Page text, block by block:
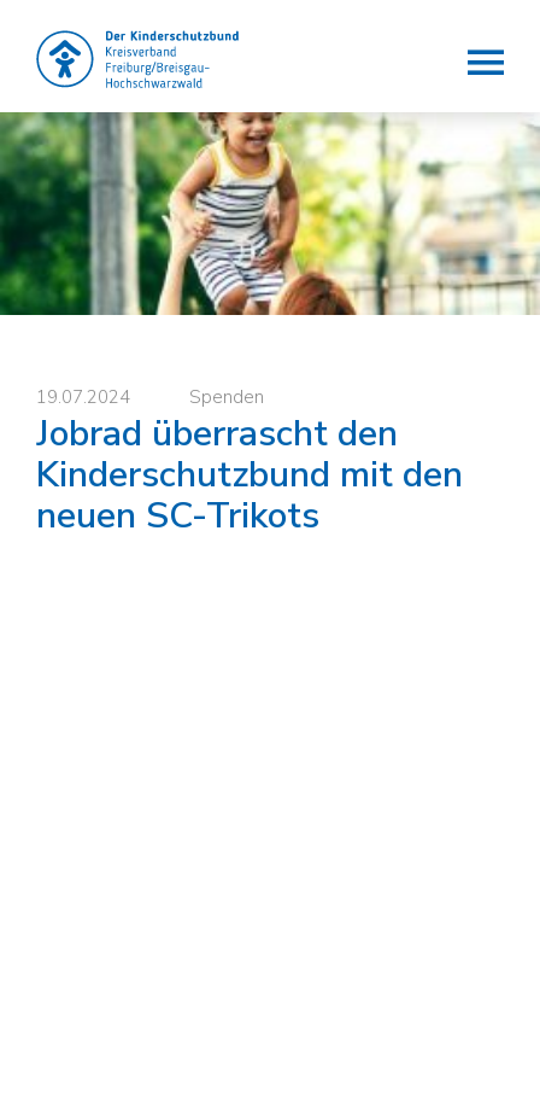
Der Kinderschutzbund e.V.
Die Lobby für Kinder
19.07.2024 Spenden
Jobrad überrascht den
Kinderschutzbund mit den
neuen SC-Trikots